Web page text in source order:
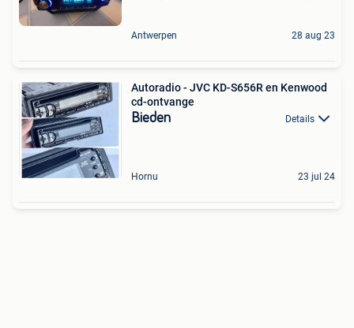
Antwerpen 28 aug 23
Autoradio - JVC KD-S656R en Kenwood
cd-ontvange
Bieden Details
Hornu 23 jul 24